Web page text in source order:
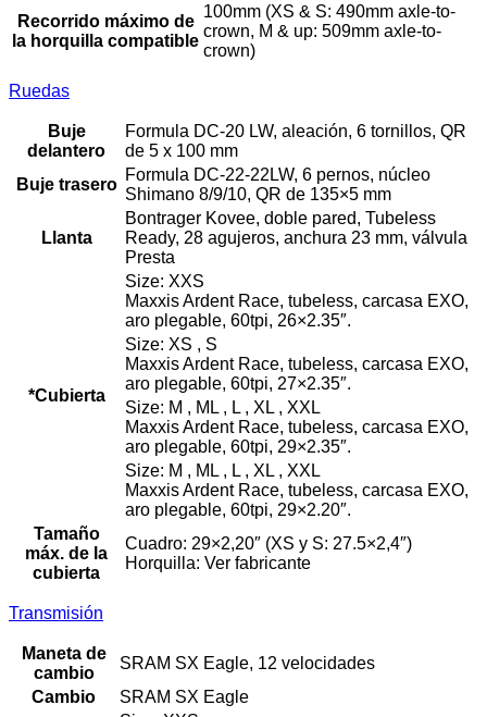
Recorrido máximo de
la horquilla compatible
100mm (XS & S: 490mm axle-to-
crown, M & up: 509mm axle-to-
crown)
Ruedas
Buje
delantero
Formula DC-20 LW, aleación, 6 tornillos, QR
de 5 x 100 mm
Buje trasero
Formula DC-22-22LW, 6 pernos, núcleo
Shimano 8/9/10, QR de 135×5 mm
Llanta
Bontrager Kovee, doble pared, Tubeless
Ready, 28 agujeros, anchura 23 mm, válvula
Presta
*Cubierta
Size: XXS
Maxxis Ardent Race, tubeless, carcasa EXO,
aro plegable, 60tpi, 26×2.35″.
Size: XS , S
Maxxis Ardent Race, tubeless, carcasa EXO,
aro plegable, 60tpi, 27×2.35″.
Size: M , ML , L , XL , XXL
Maxxis Ardent Race, tubeless, carcasa EXO,
aro plegable, 60tpi, 29×2.35″.
Size: M , ML , L , XL , XXL
Maxxis Ardent Race, tubeless, carcasa EXO,
aro plegable, 60tpi, 29×2.20″.
Tamaño
máx. de la
cubierta
Cuadro: 29×2,20″ (XS y S: 27.5×2,4″)
Horquilla: Ver fabricante
Transmisión
Maneta de
cambio
SRAM SX Eagle, 12 velocidades
Cambio
SRAM SX Eagle